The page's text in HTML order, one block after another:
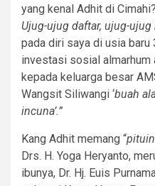
yang kenal Adhit di
Ujug-ujug daftar, ujug-ujug
pada diri saya di usia baru
investasi sosial almarhum
kepada keluarga besar
Wangsit Siliwangi ‘buah
incuna’.”
Kang Adhit memang “
Drs. H. Yoga Heryanto,
ibunya, Dr. Hj. Euis